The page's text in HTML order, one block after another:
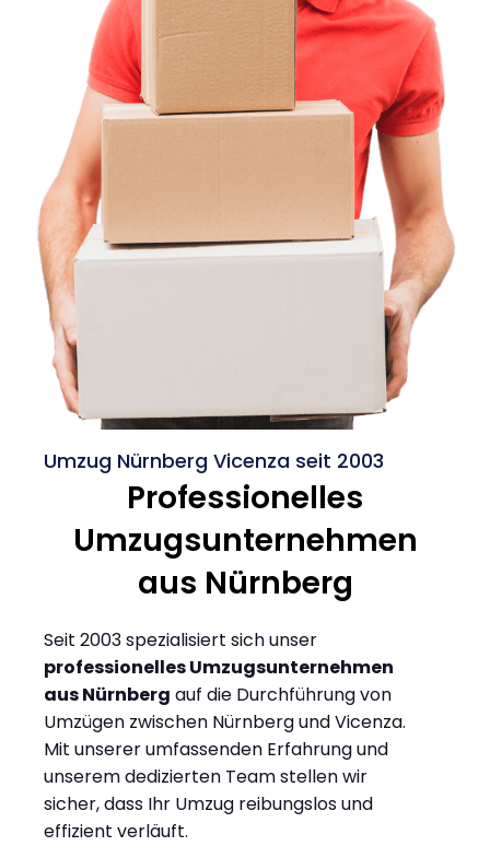
Umzug Nürnberg Vicenza seit 2003
Professionelles
Umzugsunternehmen
aus Nürnberg
Seit 2003 spezialisiert sich unser
professionelles Umzugsunternehmen
aus Nürnberg auf die Durchführung von
Umzügen zwischen Nürnberg und Vicenza.
Mit unserer umfassenden Erfahrung und
unserem dedizierten Team stellen wir
sicher, dass Ihr Umzug reibungslos und
effizient verläuft.